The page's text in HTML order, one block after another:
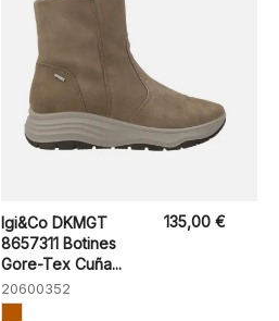
Igi&Co DKMGT
8657311 Botines
Gore-Tex Cuña...
20600352
135,00 €